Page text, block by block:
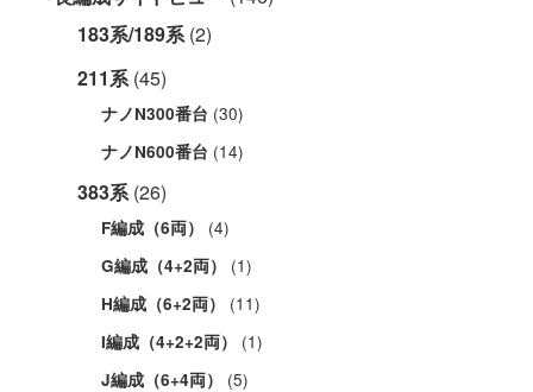
183系/189系(2)
211系(45)
ナノN300番台 (30)
ナノN600番台 (14)
383系(26)
F編成（6両） (4)
G編成（4+2両） (1)
H編成（6+2両） (11)
I編成（4+2+2両） (1)
J編成（6+4両） (5)